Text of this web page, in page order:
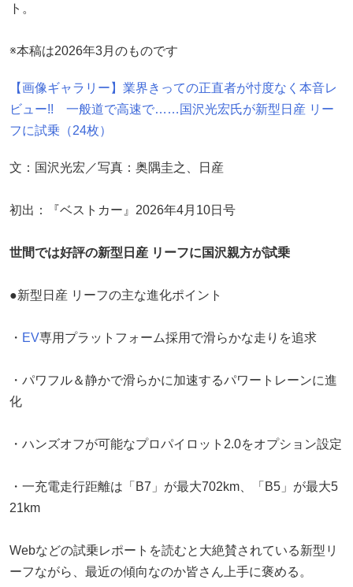
ト。
※本稿は2026年3月のものです
【画像ギャラリー】業界きっての正直者が忖度なく本音レ
ビュー!! 一般道で高速で……国沢光宏氏が新型日産 リー
フに試乗（24枚）
文：国沢光宏／写真：奥隅圭之、日産
初出：『ベストカー』2026年4月10日号
世間では好評の新型日産 リーフに国沢親方が試乗
●新型日産 リーフの主な進化ポイント
・ EV専用プラットフォーム採用で滑らかな走りを追求
・パワフル＆静かで滑らかに加速するパワートレーンに進
化
・ハンズオフが可能なプロパイロット2.0をオプション設定
・一充電走行距離は「B7」が最大702km、「B5」が最大5
21km
Webなどの試乗レポートを読むと大絶賛されている新型リ
ーフながら、最近の傾向なのか皆さん上手に褒める。